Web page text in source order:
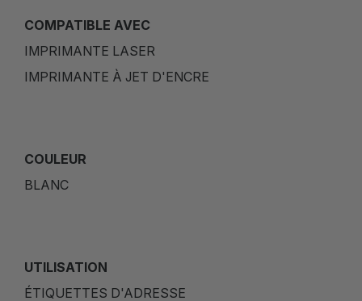
COMPATIBLE AVEC
IMPRIMANTE LASER
IMPRIMANTE À JET D'ENCRE
COULEUR
BLANC
UTILISATION
ÉTIQUETTES D'ADRESSE